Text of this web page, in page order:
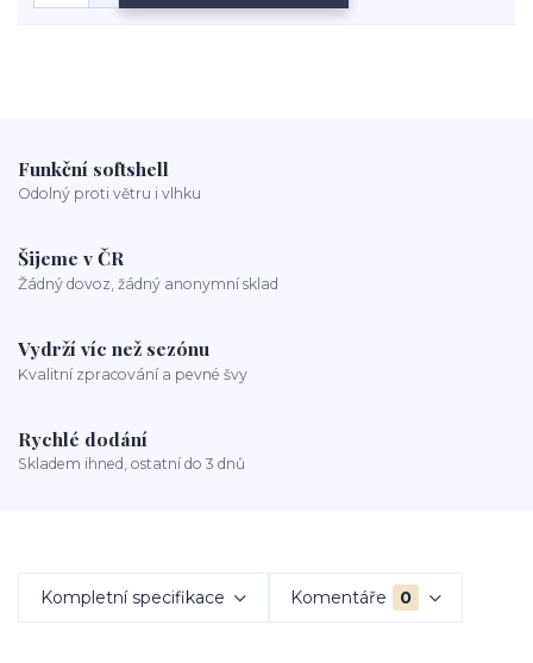
Funkční softshell
Odolný proti větru i vlhku
Šijeme v ČR
Žádný dovoz, žádný anonymní sklad
Vydrží víc než sezónu
Kvalitní zpracování a pevné švy
Rychlé dodání
Skladem ihned, ostatní do 3 dnů
Kompletní specifikace Komentáře 0